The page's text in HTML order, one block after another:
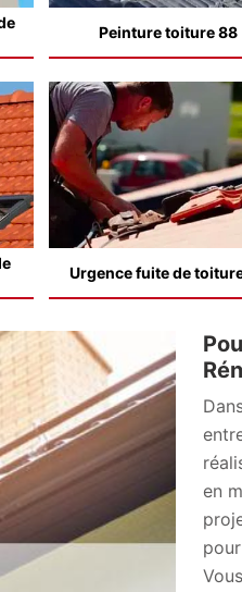
Peinture toiture 88
Urgence fuite de
en